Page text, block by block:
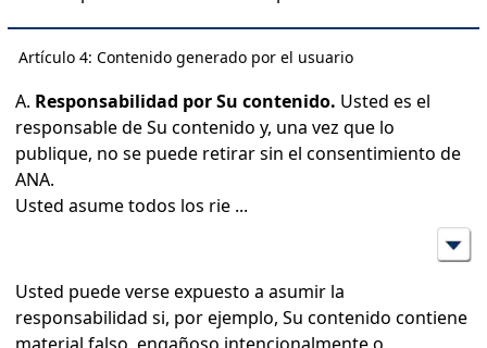
Artículo 4: Contenido generado por el usuario
A. Responsabilidad por Su contenido. Usted es el
responsable de Su contenido y, una vez que lo
publique, no se puede retirar sin el consentimiento de
ANA.
Usted asume todos los rie ...
Usted puede verse expuesto a asumir la
responsabilidad si, por ejemplo, Su contenido contiene